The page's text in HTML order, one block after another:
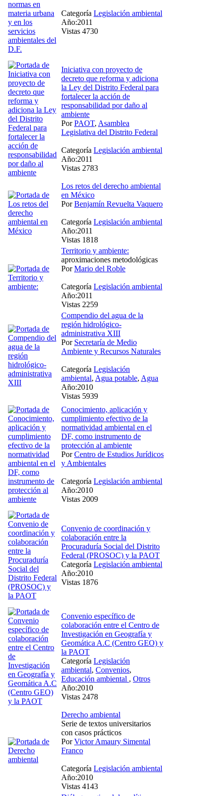
Categoría Legislación ambiental
Año:2011
Vistas 4730
Iniciativa con proyecto de
decreto que reforma y adiciona
la Ley del Distrito Federal para
fortalecer la acción de
responsabilidad por daño al
ambiente
PorPAOT, Asamblea
Legislativa del Distrito Federal
Categoría Legislación ambiental
Año:2011
Vistas 2783
Los retos del derecho ambiental
en México
PorBenjamín Revuelta Vaquero
Categoría Legislación ambiental
Año:2011
Vistas 1818
Territorio y ambiente:
aproximaciones metodológicas
PorMario del Roble
Categoría Legislación ambiental
Año:2011
Vistas 2259
Compendio del agua de la
región hidrológico-
administrativa XIII
Por Secretaría de Medio
Ambiente y Recursos Naturales
Categoría Legislación
ambiental, Agua potable, Agua
Año:2010
Vistas 5939
Conocimiento, aplicación y
cumplimiento efectivo de la
normatividad ambiental en el
DF, como instrumento de
protección al ambiente
PorCentro de Estudios Jurídicos
y Ambientales
Categoría Legislación ambiental
Año:2010
Vistas 2009
Convenio de coordinación y
colaboración entre la
Procuraduría Social del Distrito
Federal (PROSOC) y la PAOT
Categoría Legislación ambiental
Año:2010
Vistas 1876
Convenio específico de
colaboración entre el Centro de
Investigación en Geografía y
Geomática A.C (Centro GEO) y
la PAOT
Categoría Legislación
ambiental, Convenios,
Educación ambiental , Otros
Año:2010
Vistas 2478
Derecho ambiental
Serie de textos universitarios
con casos prácticos
PorVictor Amaury Simental
Franco
Categoría Legislación ambiental
Año:2010
Vistas 4143